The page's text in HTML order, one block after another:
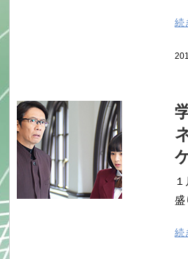
続
盛
続